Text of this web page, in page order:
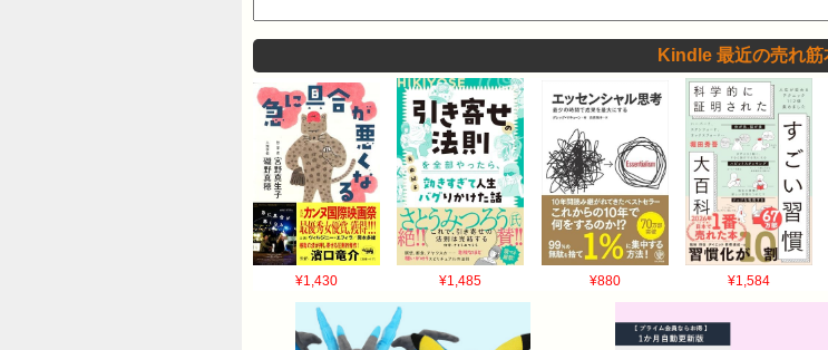
19:51:14.991 ID:rW5lXx/l0 もう解雇されてる 16:風吹けば名無し 2016/05/08(
う！ 7:風吹けば名無し 2016/05/08(日) 19:51:17.893 ID:1FMi2MMg0 休んでも
19:55:15.913 ID:Kh57invQa >>7確かに 気疲れはする 8:風吹けば名無し 2016/
償問題になるだろ 20:風吹けば名無し 2016/05/08(日) 19:55:50.249
かったよー 9:風吹けば名無し 2016/05/08(日) 19:52:04.187 ID:GcyxxiF20 うち
2016/05/08(日) 19:56:10.827 ID:Kh57invQa >>9 家に来られるのはかなり困る
19:54:36.211 ID:fCR8bzFs0 正社員バックれは後々辛いぞ 22:風吹けば名無し
もばっくれで辞めたけど、自己都合退職ってことで処理してもらった 15:風吹
う辞めるしか選択肢ないだろ？ まだ行ける？ 23:風吹けば名無し 2016/05/08(
よw 18:風吹けば名無し 2016/05/08(日) 19:55:12.598 ID:bRnqyQgg0 1週間ま
19:58:16.379 ID:Kh57invQa >>18 仕事もうやる気ないから復帰はしたくないw
ID:B0TD7Lfm0 じゃあそろそろ次にバックレる会社探そうぜ 28:風吹けば名無
Kindle 最近の売れ筋
¥1,430 ¥1,485 ¥880 ¥1,584